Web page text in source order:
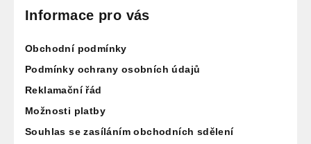
Informace pro vás
Obchodní podmínky
Podmínky ochrany osobních údajů
Reklamační řád
Možnosti platby
Souhlas se zasíláním obchodních sdělení